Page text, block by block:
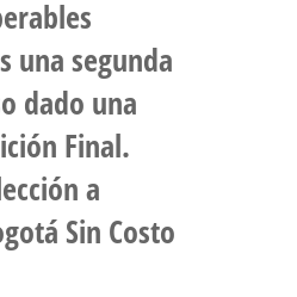
una segunda
dado una
Final.
a
Sin Costo